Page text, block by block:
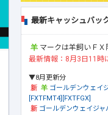
最新キャッシュバッ
マークは羊飼いＦＸ
最新情報：8月3日11時
▼8月更新分
ゴールデンウェイ
[FXTFMT4][FXTFGX]
ゴールデンウェイジャ